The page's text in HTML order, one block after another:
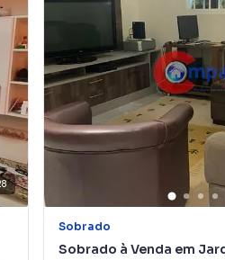
alugar seu imóvel muito mais
diversos imóveis em
equipe de marketing digital
aumenta muito o número de
vender ou alugar seu imóvel
treinados e uma central
Sobrado
Sobrado à Venda em